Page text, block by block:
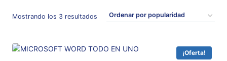
Mostrando los 3 resultados Ordenado
popularidad
¡Oferta!